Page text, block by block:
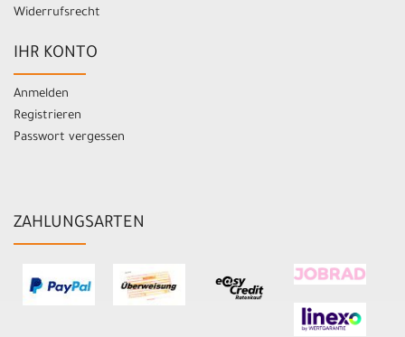
Widerrufsrecht
IHR KONTO
Anmelden
Registrieren
Passwort vergessen
ZAHLUNGSARTEN